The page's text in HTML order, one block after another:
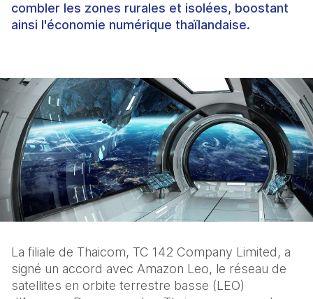
combler les zones rurales et isolées, boostant
ainsi l'économie numérique thaïlandaise.
La filiale de Thaicom, TC 142 Company Limited, a
signé un accord avec Amazon Leo, le réseau de
satellites en orbite terrestre basse (LEO)